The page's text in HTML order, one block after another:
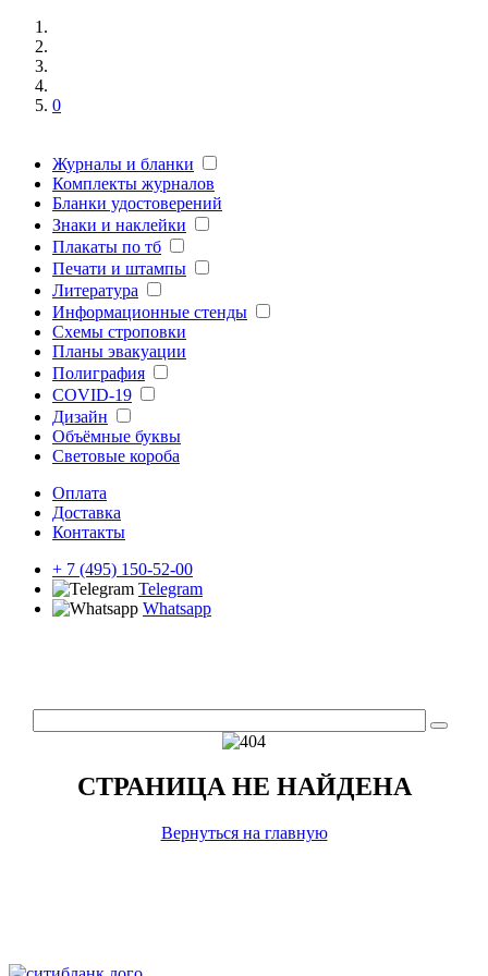
0
Журналы и бланки
Комплекты журналов
Бланки удостоверений
Знаки и наклейки
Плакаты по тб
Печати и штампы
Литература
Информационные стенды
Схемы строповки
Планы эвакуации
Полиграфия
COVID-19
Дизайн
Объёмные буквы
Световые короба
Оплата
Доставка
Контакты
+ 7 (495) 150-52-00
Telegram
Whatsapp
СТРАНИЦА НЕ НАЙДЕНА
Вернуться на главную